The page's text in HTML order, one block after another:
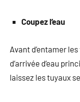
Coupez l’eau
Avant d’entamer
d’arrivée d’eau
laissez les tuyaux